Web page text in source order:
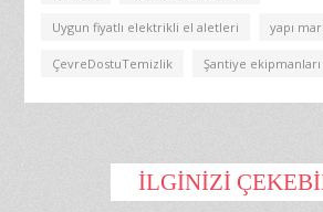
Uygun fiyatlı elektrikli el aletleri yapı
ÇevreDostuTemizlik Şantiye ekipmanları
İLGINIZI